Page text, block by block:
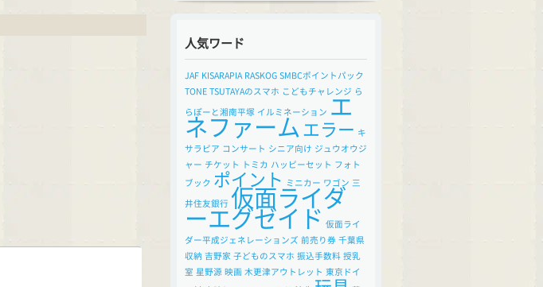
人気ワード
JAF KISARAPIA RASKOG SMBCポイントパック
TONE TSUTAYAのスマホ こどもチャレンジ ら
らぽーと湘南平塚 イルミネーション エ
ネファーム エラー キ
サラピア コンサート シニア向け ジュウオウジ
ャー チケット トミカ ハッピーセット フォト
ブック ポイント ミニカー ワゴン 三
井住友銀行 仮面ライダ
ーエグゼイド 仮面ライ
ダー平成ジェネレーションズ 前売り券 千葉県
収納 吉野家 子どものスマホ 振込手数料 授乳
室 星野源 映画 木更津アウトレット 東京ドイ